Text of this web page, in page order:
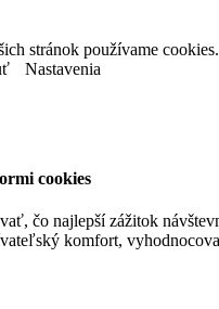
stránok používame cookies.
Nastavenia
cookies
čo najlepší zážitok
komfort,